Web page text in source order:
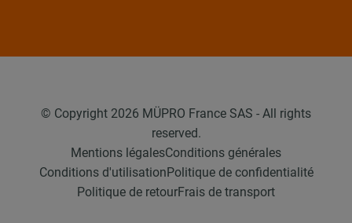
© Copyright 2026 MÜPRO France SAS - All rights
reserved.
Mentions légalesConditions générales
Conditions d'utilisationPolitique de confidentialité
Politique de retourFrais de transport